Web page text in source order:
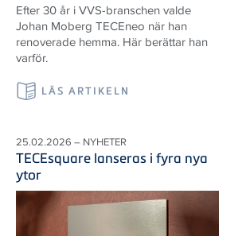
Efter 30 år i VVS-branschen valde
Johan Moberg TECEneo när han
renoverade hemma. Här berättar han
varför.
LÄS ARTIKELN
25.02.2026 – NYHETER
TECEsquare lanseras i fyra nya
ytor